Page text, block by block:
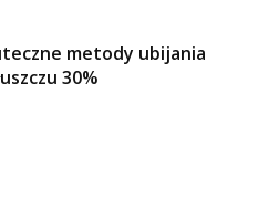
metody ubijania
30%